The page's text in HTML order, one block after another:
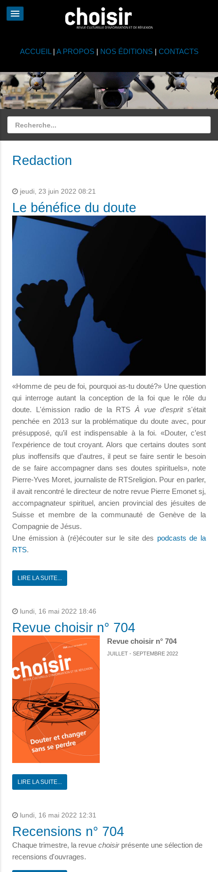
ACCUEIL | A PROPOS| NOS ÉDITIONS| CONTACTS
Redaction
jeudi, 23 juin 2022 08:21
Le bénéfice du doute
«Homme de peu de foi, pourquoi as-tu douté?» Une question
qui interroge autant la conception de la foi que le rôle du
doute. L'émission radio de la RTSÀ vue d’esprits'était
penchée en 2013 sur la problématique du doute avec, pour
présupposé, qu’il est indispensable à la foi. «Douter, c’est
l’expérience de tout croyant. Alors que certains doutes sont
plus inoffensifs que d’autres, il peut se faire sentir le besoin
de se faire accompagner dans ses doutes spirituels», note
Pierre-Yves Moret, journaliste de RTSreligion. Pour en parler,
il avait rencontré le directeur de notre revue Pierre Emonet sj,
accompagnateur spirituel, ancien provincial des jésuites de
Suisse et membre de la communauté de Genève de la
Compagnie de Jésus.
Une émission à (ré)écouter sur le site des podcasts de la
RTS.
LIRE LA SUITE...
lundi, 16 mai 2022 18:46
Revue choisir n° 704
Revue choisir n° 704
JUILLET - SEPTEMBRE 2022
LIRE LA SUITE...
lundi, 16 mai 2022 12:31
Recensions n° 704
Chaque trimestre, la revue choisirprésente une sélection de
recensions d'ouvrages.